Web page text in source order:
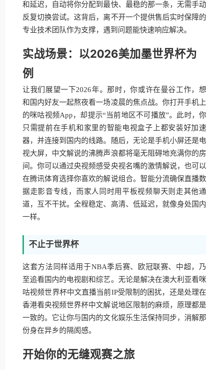
和延迟，自动将你分配到最快、最稳的那一条，无需手动
反复切换尝试。这背后，离不开一个提供售后实时保障的
专业技术团队作为支撑，遇到问题能快速响应解决。
实战场景：以2026美加墨世界杯为
例
让我们展望一下2026年。那时，你或许在曼谷工作，想
和国内好友一起熬夜看一场凌晨的焦点战。你打开手机上
的咪咕视频App，却提示“当前地区不可播放”。此时，你
只需提前在手机和家里的智能电视盒子上都安装好加速
器，并连接到国内的线路。随后，无论是手机小屏还是电
视大屏，中文解说的沸腾声浪都将毫无阻碍地充满你的房
间。你可以通过央视频感受央视名嘴的激情解说，也可以
在腾讯体育选择你喜欢的解说组合。智能分流确保直播数
据走影音专线，而家人同时用平板视频聊天则走其他通
道，互不干扰。全程稳定、高清、低延迟，就像身处国内
一样。
不止于世界杯
这套方法同样适用于NBA季后赛、欧冠联赛、中超，乃
至追看国内的电视剧和综艺。无论是解决在澳大利亚看咪
咕视频世界杯中文直播当前IP受限制的困扰，还是处理在
香港看央视频世界杯中文解说地区限制的麻烦，原理都是
一致的。它让你与国内的文化娱乐生活保持同步，消解那
份身在异乡的隔阂感。
开始你的无缝观赛之旅